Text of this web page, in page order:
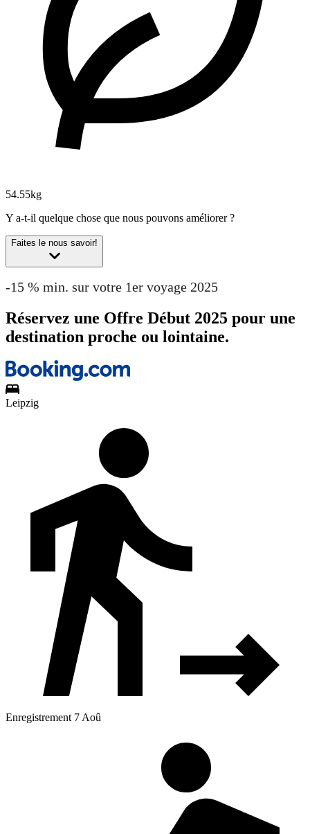
54.55kg
Y a-t-il quelque chose que nous pouvons améliorer ?
Faites le nous savoir!
-15 % min. sur votre 1er voyage 2025
Réservez une Offre Début 2025 pour une
destination proche ou lointaine.
Leipzig
Enregistrement 7 Aoû